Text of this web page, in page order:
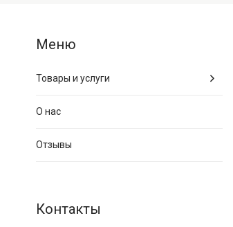
Товары и услуги
О нас
Отзывы